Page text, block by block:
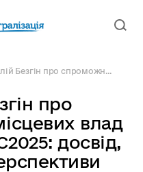
Безгін про спроможн...
про
влад
досвід,